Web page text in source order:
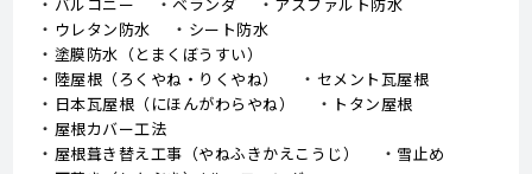
ウレタン防水
シート防水
塗膜防水（とまくぼうすい）
陸屋根（ろくやね・りくやね）
セメント瓦屋根
日本瓦屋根（にほんがわらやね）
トタン屋根
屋根カバー工法
屋根葺き替え工事（やねふきかえこうじ）
雪止め